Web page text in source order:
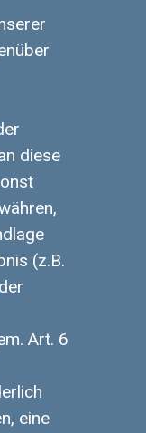
diese
(z.B.
Art. 6
eine